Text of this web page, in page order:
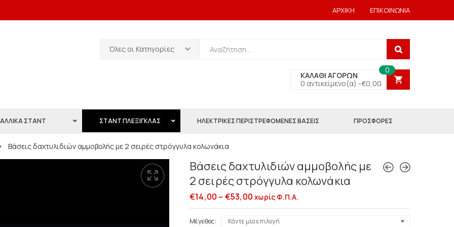
ΑΡΧΙΚΗ ΕΠΙΚΟΙΝΩΝΙΑ
Όλες οι Κατηγορίες
ΚΑΛΑΘΙ ΑΓΟΡΩΝ
0 αντικείμενο(α) -€0,00
0
ΣΤΑΝΤ ΣΤΑΝΤ ΠΛΕΞΙΓΚΛΑΣ ΗΛΕΚΤΡΙΚΕΣ ΠΕΡΙΣΤΡΕΦΟΜΕΝΕΣ ΒΑΣΕΙΣ ΠΡΟΣΦΟΡΕΣ
Βάσεις δαχτυλιδιών αμμοβολής με 2 σειρές στρόγγυλα κολωνάκια
Βάσεις δαχτυλιδιών αμμοβολής με
2 σειρές στρόγγυλα κολωνάκια
€14,00 – €53,00 χωρίς Φ.Π.Α.
Μέγεθος